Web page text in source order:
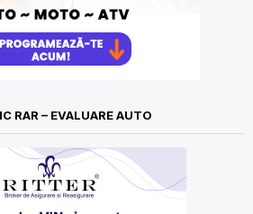
RAR – EVALUARE AUTO